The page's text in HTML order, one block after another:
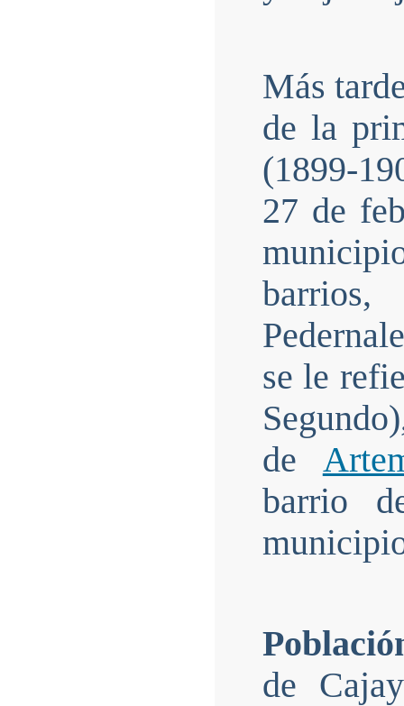
Más
de la
(1899-
27 de
se le
de
barrio
de